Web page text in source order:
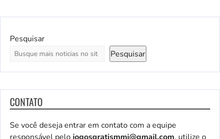
Pesquisar
Pesquisar
CONTATO
Se você deseja entrar em contato com a equipe